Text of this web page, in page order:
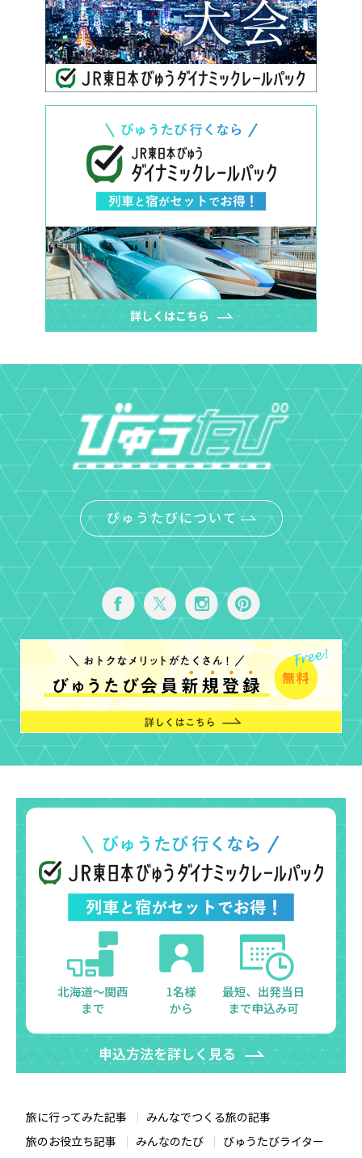
びゅうたびについて
旅に行ってみた記事
みんなでつくる旅の記事
旅のお役立ち記事
みんなのたび びゅうたびライター